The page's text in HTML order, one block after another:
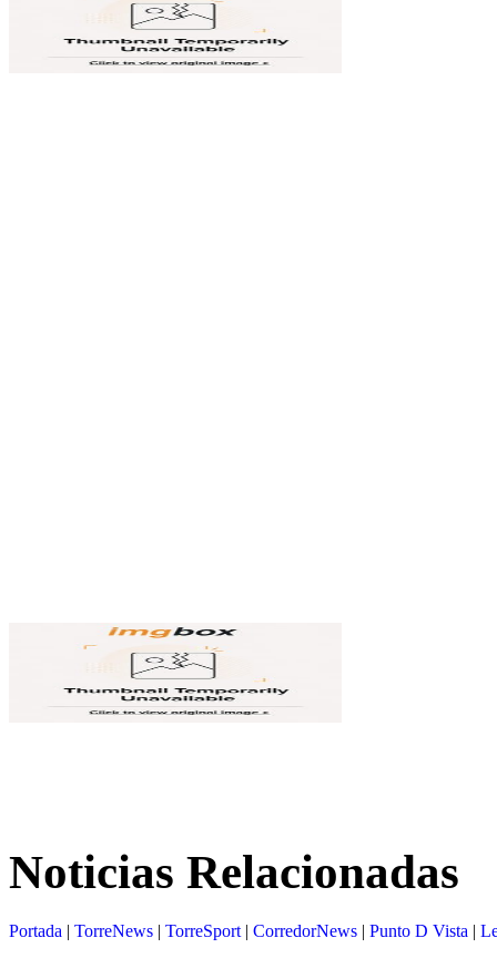
Noticias Relacionadas
Portada | TorreNews | TorreSport | CorredorNews | Punto D Vista |